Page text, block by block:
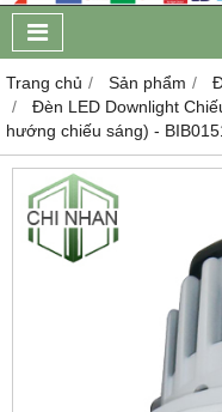
Trang chủ Sản phẩm
Đèn LED Downlight
hướng chiếu sáng) -